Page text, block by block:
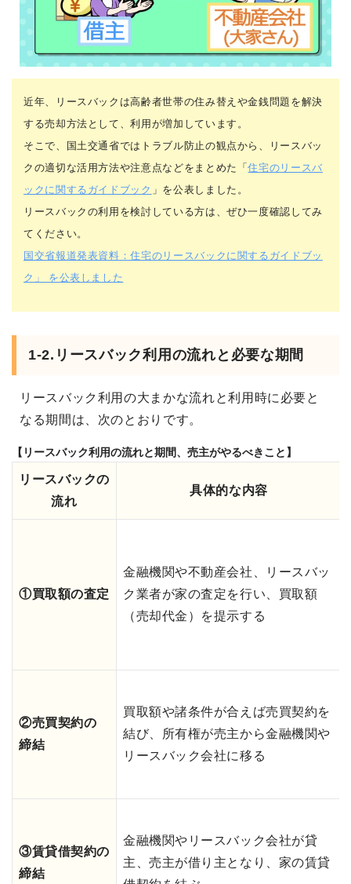
近年、リースバックは高齢者世帯の住み替えや金銭問題を解決
する売却方法として、利用が増加しています。
そこで、国土交通省ではトラブル防止の観点から、リースバッ
クの適切な活用方法や注意点などをまとめた「住宅のリースバ
ックに関するガイドブック 」を公表しました。
リースバックの利用を検討している方は、ぜひ一度確認してみ
てください。
国交省報道発表資料：住宅のリースバックに関するガイドブッ
ク」 を公表しました
1-2.リースバック利用の流れと必要な期間
リースバック利用の大まかな流れと利用時に必要と
なる期間は、次のとおりです。
【リースバック利用の流れと期間、売主がやるべきこと】
リースバックの
流れ
具体的な内容
①買取額の査定
金融機関や不動産会社、リースバッ
ク業者が家の査定を行い、買取額
（売却代金）を提示する
②売買契約の
締結
買取額や諸条件が合えば売買契約を
結び、所有権が売主から金融機関や
リースバック会社に移る
③賃貸借契約の
締結
金融機関やリースバック会社が貸
主、売主が借り主となり、家の賃貸